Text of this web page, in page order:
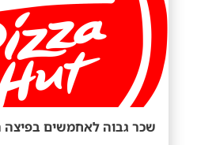
שכר גבוה לאחמשים